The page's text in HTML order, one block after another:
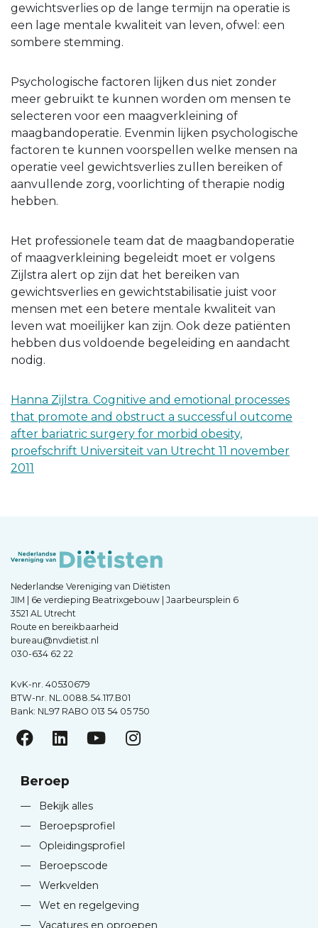
gewichtsverlies op de lange termijn na operatie is
een lage mentale kwaliteit van leven, ofwel: een
sombere stemming.
Psychologische factoren lijken dus niet zonder
meer gebruikt te kunnen worden om mensen te
selecteren voor een maagverkleining of
maagbandoperatie. Evenmin lijken psychologische
factoren te kunnen voorspellen welke mensen na
operatie veel gewichtsverlies zullen bereiken of
aanvullende zorg, voorlichting of therapie nodig
hebben.
Het professionele team dat de maagbandoperatie
of maagverkleining begeleidt moet er volgens
Zijlstra alert op zijn dat het bereiken van
gewichtsverlies en gewichtstabilisatie juist voor
mensen met een betere mentale kwaliteit van
leven wat moeilijker kan zijn. Ook deze patiënten
hebben dus voldoende begeleiding en aandacht
nodig.
Hanna Zijlstra. Cognitive and emotional processes
that promote and obstruct a successful outcome
after bariatric surgery for morbid obesity,
proefschrift Universiteit van Utrecht 11 november
2011
Nederlandse Vereniging van Diëtisten
JIM | 6e verdieping Beatrixgebouw | Jaarbeursplein 6
3521 AL Utrecht
Route en bereikbaarheid
bureau@nvdietist.nl
030-634 62 22
KvK-nr. 40530679
BTW-nr. NL.0088.54.117.B01
Bank: NL97 RABO 013 54 05 750
Beroep
—
Bekijk alles
—
Beroepsprofiel
—
Opleidingsprofiel
—
Beroepscode
—
Werkvelden
—
Wet en regelgeving
—
Vacatures en oproepen